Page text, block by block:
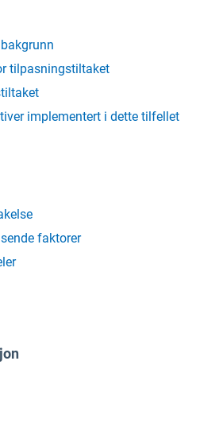
tilpasningstiltaket
implementert i dette tilfellet
faktorer